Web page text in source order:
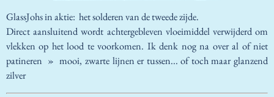
GlassJohs in aktie: het solderen van de tweede zijde.
Direct aansluitend wordt achtergebleven vloeimiddel verwijderd om
vlekken op het lood te voorkomen. Ik denk nog na over al of niet
patineren » mooi, zwarte lijnen er tussen... of toch maar glanzend
zilver